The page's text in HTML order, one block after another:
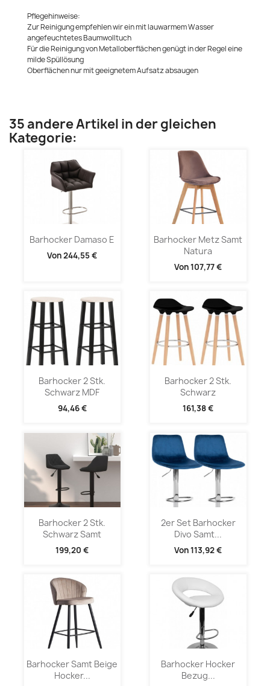
Pflegehinweise:
Zur Reinigung empfehlen wir ein mit lauwarmem Wasser
angefeuchtetes Baumwolltuch
Für die Reinigung von Metalloberflächen genügt in der Regel eine
milde Spüllösung
Oberflächen nur mit geeignetem Aufsatz absaugen
35 andere Artikel in der gleichen
Kategorie:
Barhocker Damaso E
Von244,55 €
Barhocker Metz Samt
Natura
Von107,77 €
Barhocker 2 Stk.
Schwarz MDF
94,46 €
Barhocker 2 Stk.
Schwarz
161,38 €
Barhocker 2 Stk.
Schwarz Samt
199,20 €
2er Set Barhocker
Divo Samt...
Von113,92 €
Barhocker Samt Beige
Hocker...
Barhocker Hocker
Bezug...